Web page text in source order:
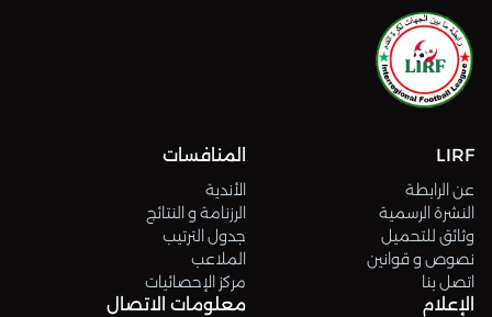
LIRF
عن الرابطة
النشرة الرسمية
وثائق للتحميل
نصوص و قوانين
اتصل بنا
المنافسات
الأندية
الرزنامة و النتائج
جدول الترتيب
الملاعب
مركز الإحصائيات
الإعلام معلومات الاتصال